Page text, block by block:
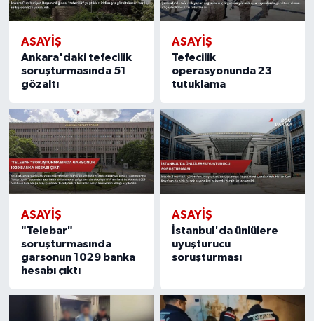
ASAYIŞ
Ankara'daki tefecilik
soruşturmasında 51
gözaltı
ASAYIŞ
Tefecilik
operasyonunda 23
tutuklama
ASAYIŞ
"Telebar"
soruşturmasında
garsonun 1029 banka
hesabı çıktı
ASAYIŞ
İstanbul'da ünlülere
uyuşturucu
soruşturması